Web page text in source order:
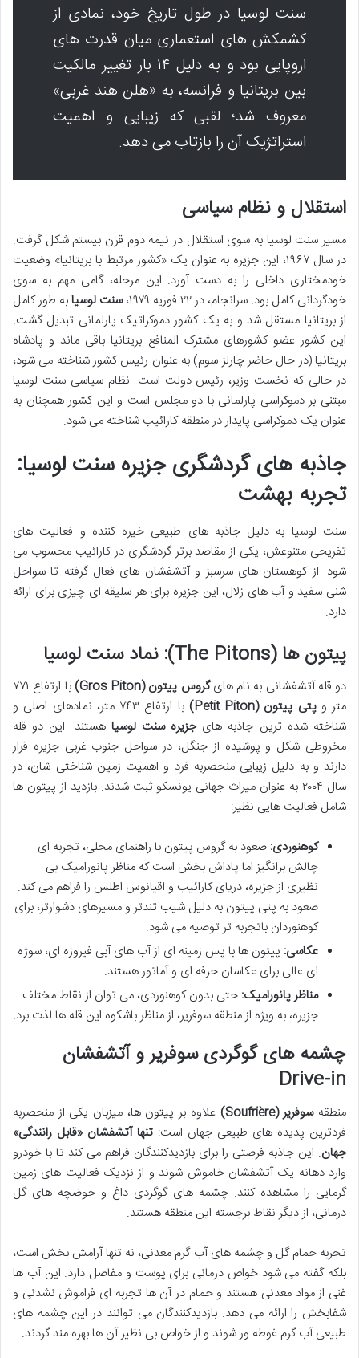
سنت لوسیا در طول تاریخ خود، نمادی از
کشمکش های استعماری میان قدرت های
اروپایی بود و به دلیل ۱۴ بار تغییر مالکیت
بین بریتانیا و فرانسه، به «هلن هند غربی»
معروف شد؛ لقبی که زیبایی و اهمیت
استراتژیک آن را بازتاب می دهد.
استقلال و نظام سیاسی
مسیر سنت لوسیا به سوی استقلال در نیمه دوم قرن بیستم شکل گرفت.
در سال ۱۹۶۷، این جزیره به عنوان یک «کشور مرتبط با بریتانیا» وضعیت
خودمختاری داخلی را به دست آورد. این مرحله، گامی مهم به سوی
خودگردانی کامل بود. سرانجام، در ۲۲ فوریه ۱۹۷۹،
سنت لوسیابه طور کامل
از بریتانیا مستقل شد و به یک کشور دموکراتیک پارلمانی تبدیل گشت.
این کشور عضو کشورهای مشترک المنافع بریتانیا باقی ماند و پادشاه
بریتانیا (در حال حاضر چارلز سوم) به عنوان رئیس کشور شناخته می شود،
در حالی که نخست وزیر، رئیس دولت است. نظام سیاسی سنت لوسیا
مبتنی بر دموکراسی پارلمانی با دو مجلس است و این کشور همچنان به
عنوان یک دموکراسی پایدار در منطقه کارائیب شناخته می شود.
جاذبه های گردشگری جزیره سنت لوسیا:
تجربه بهشت
سنت لوسیا به دلیل جاذبه های طبیعی خیره کننده و فعالیت های
تفریحی متنوعش، یکی از مقاصد برتر گردشگری در کارائیب محسوب می
شود. از کوهستان های سرسبز و آتشفشان های فعال گرفته تا سواحل
شنی سفید و آب های زلال، این جزیره برای هر سلیقه ای چیزی برای ارائه
دارد.
پیتون ها (The Pitons): نماد سنت لوسیا
دو قله آتشفشانی به نام هایگروس پیتون (Gros Piton)
با ارتفاع ۷۷۱
متر وپتی پیتون (Petit Piton)
با ارتفاع ۷۴۳ متر، نمادهای اصلی و
شناخته شده ترین جاذبه هایجزیره سنت لوسیا هستند. این دو قله
مخروطی شکل و پوشیده از جنگل، در سواحل جنوب غربی جزیره قرار
دارند و به دلیل زیبایی منحصربه فرد و اهمیت زمین شناختی شان، در
سال ۲۰۰۴ به عنوان میراث جهانی یونسکو ثبت شدند. بازدید از پیتون ها
شامل فعالیت هایی نظیر:
کوهنوردی: صعود به گروس پیتون با راهنمای محلی، تجربه ای
چالش برانگیز اما پاداش بخش است که مناظر پانورامیک بی
نظیری از جزیره، دریای کارائیب و اقیانوس اطلس را فراهم می کند.
صعود به پتی پیتون به دلیل شیب تندتر و مسیرهای دشوارتر، برای
کوهنوردان باتجربه تر توصیه می شود.
عکاسی: پیتون ها با پس زمینه ای از آب های آبی فیروزه ای، سوژه
ای عالی برای عکاسان حرفه ای و آماتور هستند.
مناظر پانورامیک: حتی بدون کوهنوردی، می توان از نقاط مختلف
جزیره، به ویژه از منطقه سوفریر، از مناظر باشکوه این قله ها لذت برد.
چشمه های گوگردی سوفریر و آتشفشان
Drive-in
منطقهسوفریر (Soufrière)
علاوه بر پیتون ها، میزبان یکی از منحصربه
فردترین پدیده های طبیعی جهان است: تنها آتشفشان «قابل رانندگی»
جهان. این جاذبه فرصتی را برای بازدیدکنندگان فراهم می کند تا با خودرو
وارد دهانه یک آتشفشان خاموش شوند و از نزدیک فعالیت های زمین
گرمایی را مشاهده کنند. چشمه های گوگردی داغ و حوضچه های گل
درمانی، از دیگر نقاط برجسته این منطقه هستند.
تجربه حمام گل و چشمه های آب گرم معدنی، نه تنها آرامش بخش است،
بلکه گفته می شود خواص درمانی برای پوست و مفاصل دارد. این آب ها
غنی از مواد معدنی هستند و حمام در آن ها تجربه ای فراموش نشدنی و
شفابخش را ارائه می دهد. بازدیدکنندگان می توانند در این چشمه های
طبیعی آب گرم غوطه ور شوند و از خواص بی نظیر آن ها بهره مند گردند.